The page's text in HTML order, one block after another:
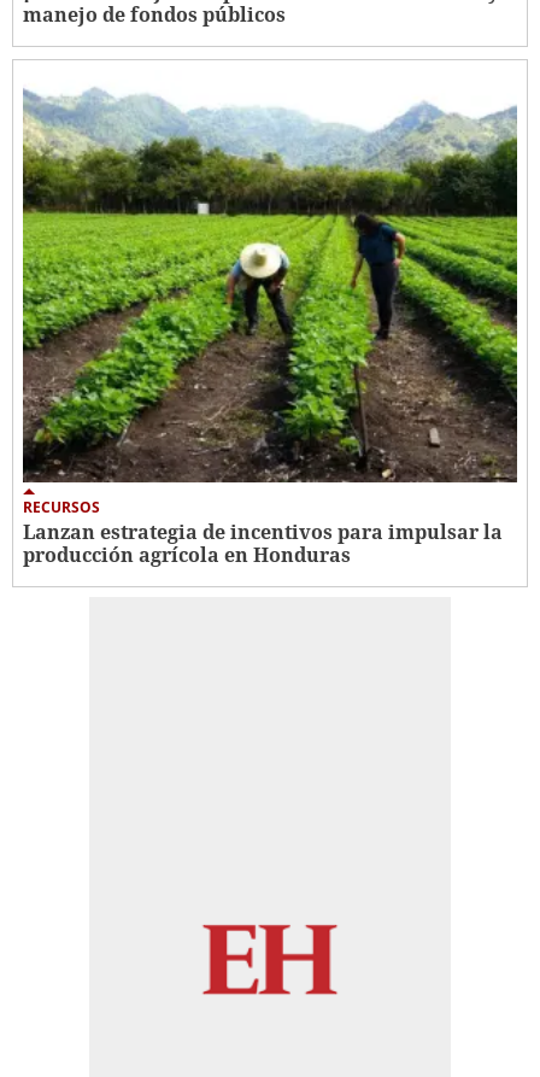
manejo de fondos públicos
RECURSOS
Lanzan estrategia de incentivos para impulsar la
producción agrícola en Honduras